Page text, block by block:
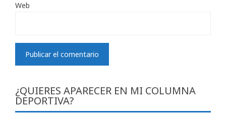
Web
¿QUIERES APARECER EN MI COLUMNA
DEPORTIVA?